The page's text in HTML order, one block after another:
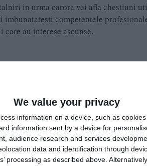
We value your privacy
information on a device, such as
information sent by a device for
audience research and services
data and identification through
processing as described above.
in urma carora vei afla chestiuni
competentele
au interese ascunse.
la serviciu, fie acasa, printre
ale unor institutii, dar si cu
bunurile comune cu alții.